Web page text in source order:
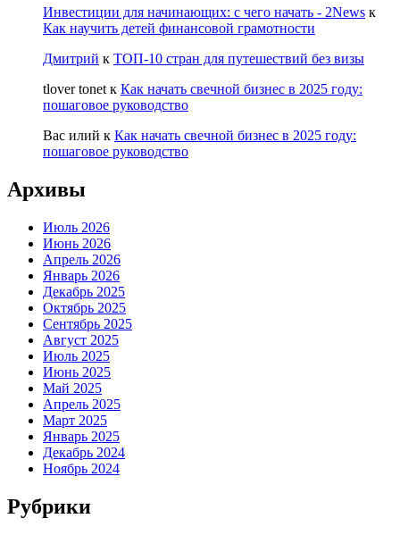
Инвестиции для начинающих: с чего начать - 2News к
Как научить детей финансовой грамотности
Дмитрий к ТОП-10 стран для путешествий без визы
tlover tonet к Как начать свечной бизнес в 2025 году:
пошаговое руководство
Вас илий к Как начать свечной бизнес в 2025 году:
пошаговое руководство
Архивы
Июль 2026
Июнь 2026
Апрель 2026
Январь 2026
Декабрь 2025
Октябрь 2025
Сентябрь 2025
Август 2025
Июль 2025
Июнь 2025
Май 2025
Апрель 2025
Март 2025
Январь 2025
Декабрь 2024
Ноябрь 2024
Рубрики